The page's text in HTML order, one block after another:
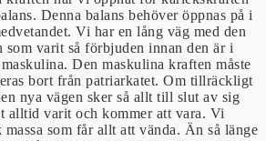
Denna balans behöver öppnas på i
Vi har en lång väg med den
som varit så förbjuden innan den är i
Den maskulina kraften måste
bort från patriarkatet. Om tillräckligt
nya vägen sker så allt till slut av sig
alltid varit och kommer att vara. Vi
som får allt att vända. Än så länge